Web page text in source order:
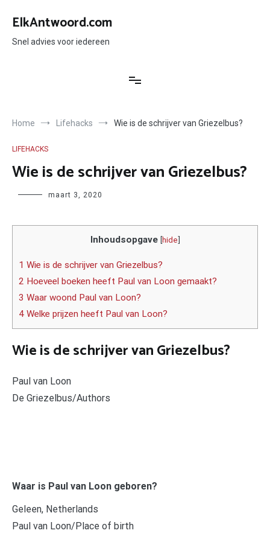
naar
inhoud
ElkAntwoord.com
Snel advies voor iedereen
Home Lifehacks Wie is de schrijver van Griezelbus?
LIFEHACKS
Wie is de schrijver van Griezelbus?
Author maart 3, 2020
Inhoudsopgave [hide]
1 Wie is de schrijver van Griezelbus?
2 Hoeveel boeken heeft Paul van Loon gemaakt?
3 Waar woond Paul van Loon?
4 Welke prijzen heeft Paul van Loon?
Wie is de schrijver van Griezelbus?
Paul van Loon
De Griezelbus/Authors
Waar is Paul van Loon geboren?
Geleen, Netherlands
Paul van Loon/Place of birth